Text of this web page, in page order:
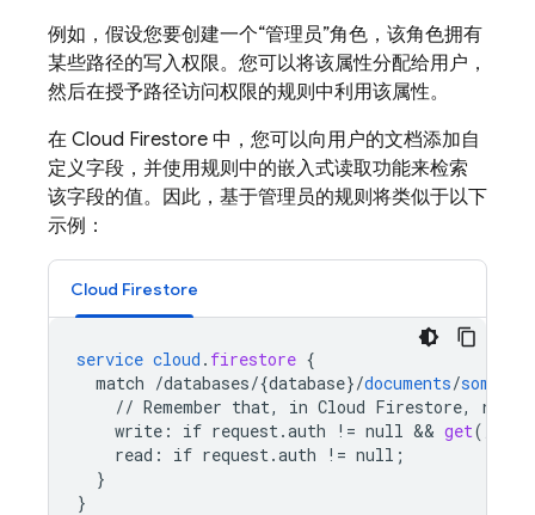
例如，假设您要创建一个“管理员”角色，该角色拥有
某些路径的写入权限。您可以将该属性分配给用户，
然后在授予路径访问权限的规则中利用该属性。
在 Cloud Firestore 中，您可以向用户的文档添加自
定义字段，并使用规则中的嵌入式读取功能来检索
该字段的值。因此，基于管理员的规则将类似于以下
示例：
Cloud Firestore
service cloud . firestore {
match /databases/{database}/documents/
// Remember that, in Cloud Firestore,
reads
write : if request.auth != null && get(
read : if request.auth != null ;
}
}